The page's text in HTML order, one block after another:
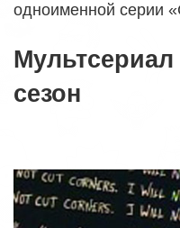
одноименной серии
сезон